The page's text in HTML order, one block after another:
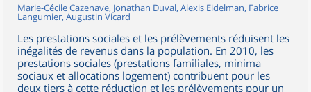
Marie-Cécile Cazenave, Jonathan Duval, Alexis Eidelman, Fabrice
Langumier, Augustin Vicard
Les prestations sociales et les prélèvements réduisent les
inégalités de revenus dans la population. En 2010, les
prestations sociales (prestations familiales, minima
sociaux et allocations logement) contribuent pour les
deux tiers à cette réduction et les prélèvements pour un